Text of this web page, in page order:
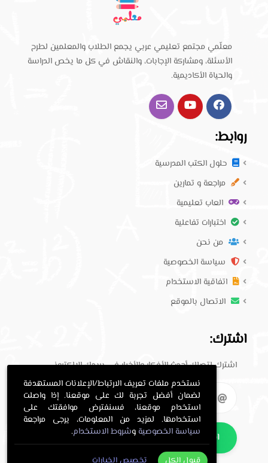
معلّمي مجتمع تعليمي عربي يجمع الطلاب والمعلمين لطرح
الأسئلة، ومشاركة الإجابات، والنقاش في كل ما يخص الدراسة
والحياة الأكاديمية.
روابط:
حلول الكتب المدرسية
مراجعة و تمارين
العاب تعليمية
اختبارات تفاعلية
من نحن
سياسة الخصوصية
اتفاقية الاستخدام
الاتصال بالموقع
اشترك:
اشترك لتصلك أحدث الأفكار والأخبار في بريدك الإلكتروني.
اشترك
نستخدم ملفات تعريف الارتباط/الإعلانات المستهدفة
لضمان أفضل تجربة لك على موقعنا. إذا واصلت
استخدام موقعنا، فسنفترض موافقتك على
استخدامها. لمزيد من المعلومات، يرجى مراجعة
سياسة الخصوصية وشروط الاستخدام.
قبول الكل تخصيص الخيارات